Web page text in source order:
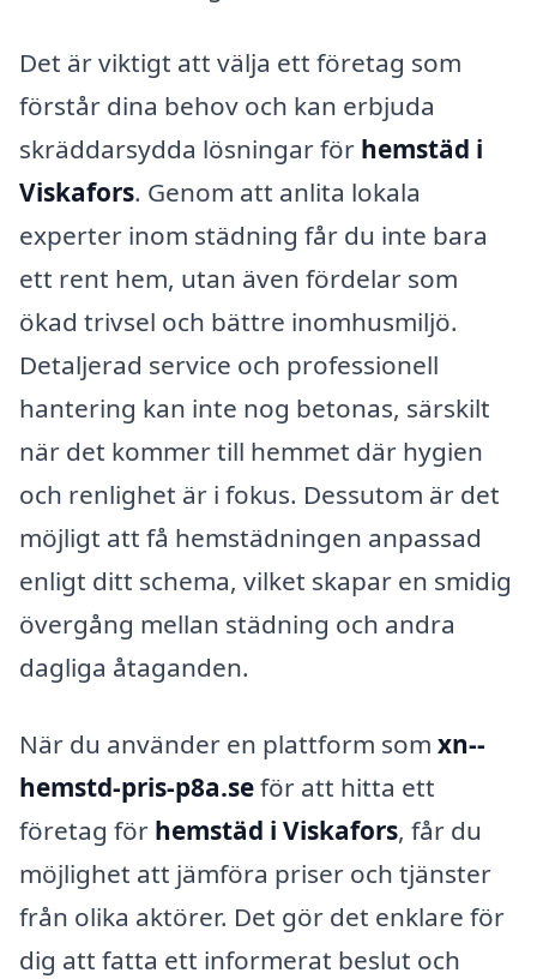
Det är viktigt att välja ett företag som
förstår dina behov och kan erbjuda
skräddarsydda lösningar för hemstäd i
Viskafors. Genom att anlita lokala
experter inom städning får du inte bara
ett rent hem, utan även fördelar som
ökad trivsel och bättre inomhusmiljö.
Detaljerad service och professionell
hantering kan inte nog betonas, särskilt
när det kommer till hemmet där hygien
och renlighet är i fokus. Dessutom är det
möjligt att få hemstädningen anpassad
enligt ditt schema, vilket skapar en smidig
övergång mellan städning och andra
dagliga åtaganden.
När du använder en plattform som xn--
hemstd-pris-p8a.seför att hitta ett
företag för hemstäd i Viskafors, får du
möjlighet att jämföra priser och tjänster
från olika aktörer. Det gör det enklare för
dig att fatta ett informerat beslut och